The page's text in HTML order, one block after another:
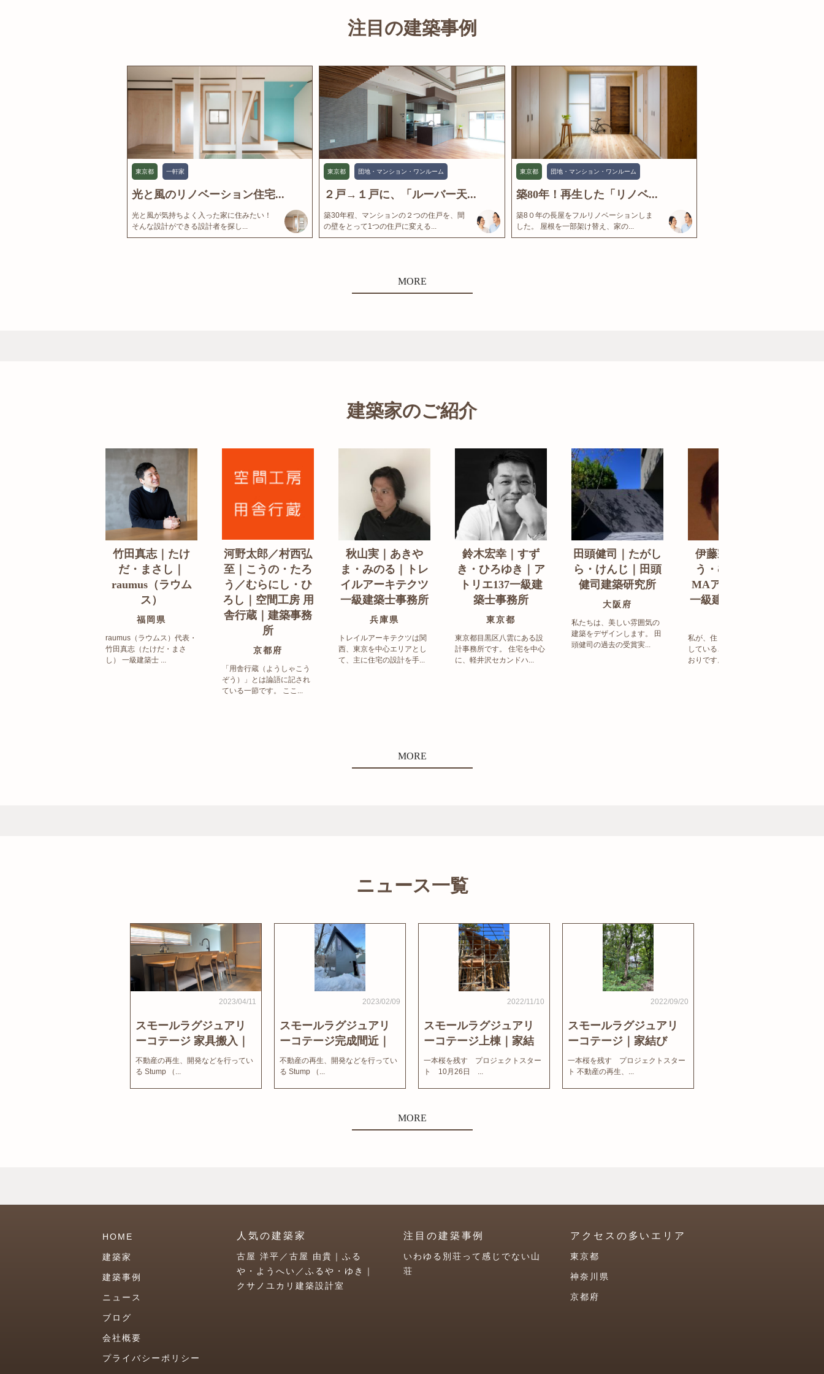
注目の建築事例
東京都 一軒家
光と風のリノベーション住宅...
光と風が気持ちよく入った家に住みたい！
そんな設計ができる設計者を探し...
東京都 団地・マンション・ワンルーム
２戸→１戸に、「ルーバー天...
築30年程、マンションの２つの住戸を、間
の壁をとって1つの住戸に変える...
東京都 団地・マンション・ワンルーム
築80年！再生した「リノベ...
築8０年の長屋をフルリノベーションしま
した。 屋根を一部架け替え、家の...
MORE
建築家のご紹介
竹田真志｜たけ
だ・まさし｜
raumus（ラウム
ス）
福岡県
raumus（ラウムス）代表・
竹田真志（たけだ・まさ
し） 一級建築士 ...
河野太郎／村西弘
至｜こうの・たろ
う／むらにし・ひ
ろし｜空間工房 用
舎行蔵｜建築事務
所
京都府
「用舎行蔵（ようしゃこう
ぞう）」とは論語に記され
ている一節です。 ここ...
秋山実｜あきや
ま・みのる｜トレ
イルアーキテクツ
一級建築士事務所
兵庫県
トレイルアーキテクツは関
西、東京を中心エリアとし
て、主に住宅の設計を手...
鈴木宏幸｜すず
き・ひろゆき｜ア
トリエ137一級建
築士事務所
東京都
東京都目黒区八雲にある設
計事務所です。 住宅を中心
に、軽井沢セカンドハ...
田頭健司｜たがし
ら・けんじ｜田頭
健司建築研究所
大阪府
私たちは、美しい雰囲気の
建築をデザインします。 田
頭健司の過去の受賞実...
伊藤宗明｜いと
う・むねあき｜
MAアーキテクト
一級建築士事務所
私が、住まい造りで大事に
していることは、以下のと
おりです。 洗練された...
MORE
ニュース一覧
2023/04/11
スモールラグジュアリ
ーコテージ 家具搬入｜
家結びNews
不動産の再生、開発などを行ってい
る Stump （...
2023/02/09
スモールラグジュアリ
ーコテージ完成間近｜
家結びNews
不動産の再生、開発などを行ってい
る Stump （...
2022/11/10
スモールラグジュアリ
ーコテージ上棟｜家結
びNews
一本桜を残す プロジェクトスター
ト 10月26日 ...
2022/09/20
スモールラグジュアリ
ーコテージ｜家結び
News
一本桜を残す プロジェクトスター
ト 不動産の再生、...
MORE
HOME
建築家
建築事例
ニュース
ブログ
会社概要
プライバシーポリシー
人気の建築家
古屋 洋平／古屋 由貴｜ふる
や・ようへい／ふるや・ゆき｜
クサノユカリ建築設計室
注目の建築事例
いわゆる別荘って感じでない山
荘
アクセスの多いエリア
東京都
神奈川県
京都府